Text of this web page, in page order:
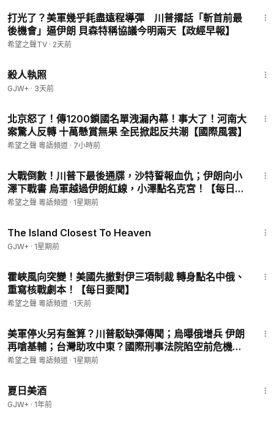
等地和中美關係最新走向的熱點新聞。我們還會每日提供新聞直
播節目，為您更新香港局勢最新動態。
位於美國舊金山。我們通過短波和網際網路向中國大陸播出節
目，傳遞真實的訊息，並通過廣播、網際網路、手機應用等多媒
感謝您對華人公益媒體的支持！
希望之聲媒體集團是由海外華人在2003年創辦的獨立媒體，總部
目，傳遞真實的訊息，並通過廣播、網際網路、手機應用等多媒
體組合，以普通話、粵語向美國、澳洲等地播出節目。
——————————————
發送最新資訊以及優惠政策：https://landing.mailerlite.com/we
bforms/landing/l0i0e3
-------------------------
🌻https://landing.mailerlite.com/webforms/landing/l0i0e3
（訂閱我們的新聞）
🚗捐車網址 ► https://donatecarsoh.org
打光了？美軍幾乎耗盡遠程導彈 川普撂話「斬首前最
後機會」逼伊朗 貝森特稱協議今明兩天【政經早報】
希望之聲TV · 2天前
殺人執照
GJW+ · 3天前
北京怒了！傳1200鎖國名單洩漏內幕！事大了！河南大
案驚人反轉 十萬懸賞無果 全民掀起反共潮【國際風雲】
希望之聲 粵語頻道 · 7小時前
大戰倒數！川普下最後通牒，沙特誓報血仇；伊朗向小
澤下戰書 烏軍越過伊朗紅線，小澤點名克宮！【每日要
聞】
希望之聲 粵語頻道 · 1星期前
The Island Closest To Heaven
GJW+ · 1星期前
霍峽風向突變！美國先撤對伊三項制裁 轉身點名中俄、
重寫核戰劇本！【每日要聞】
希望之聲 粵語頻道 · 1天前
美軍停火另有盤算？川普駁缺彈傳聞；烏曝俄增兵 伊朗
再嗆基輔；台灣助攻中東？國際刑事法院陷空前危機
【國際風雲】
希望之聲 粵語頻道 · 1星期前
夏日美酒
GJW+ · 1年前